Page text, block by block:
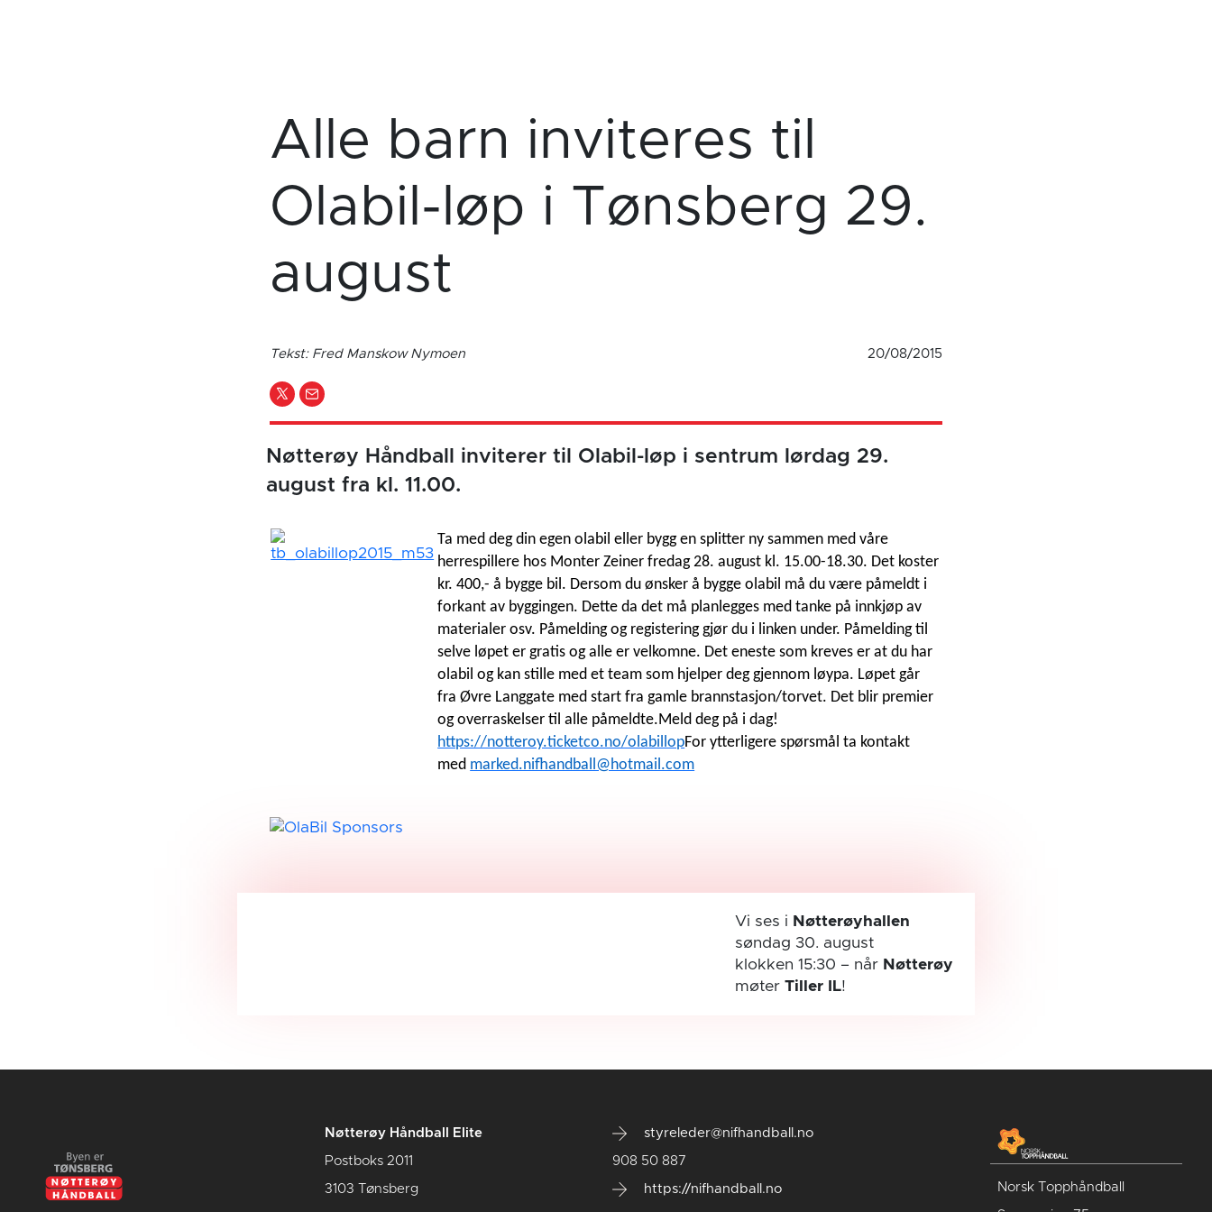
Alle barn inviteres til
Olabil-løp i Tønsberg 29.
august
Tekst: Fred Manskow Nymoen 20/08/2015
Nøtterøy Håndball inviterer til Olabil-løp i sentrum lørdag 29.
august fra kl. 11.00.
Ta med deg din egen olabil eller bygg en splitter ny sammen med våre
herrespillere hos Monter Zeiner fredag 28. august kl. 15.00-18.30. Det koster
kr. 400,- å bygge bil. Dersom du ønsker å bygge olabil må du være påmeldt i
forkant av byggingen. Dette da det må planlegges med tanke på innkjøp av
materialer osv. Påmelding og registering gjør du i linken under. Påmelding til
selve løpet er gratis og alle er velkomne. Det eneste som kreves er at du har
olabil og kan stille med et team som hjelper deg gjennom løypa. Løpet går
fra Øvre Langgate med start fra gamle brannstasjon/torvet. Det blir premier
og overraskelser til alle påmeldte.Meld deg på i dag!
https://notteroy.ticketco.no/olabillopFor ytterligere spørsmål ta kontakt
med marked.nifhandball@hotmail.com
Vi ses i Nøtterøyhallen
søndag 30. august
klokken 15:30 – når Nøtterøy
møterTiller IL!
Nøtterøy Håndball Elite
Postboks 2011
3103 Tønsberg
styreleder@nifhandball.no
908 50 887
https://nifhandball.no Norsk Topphåndball